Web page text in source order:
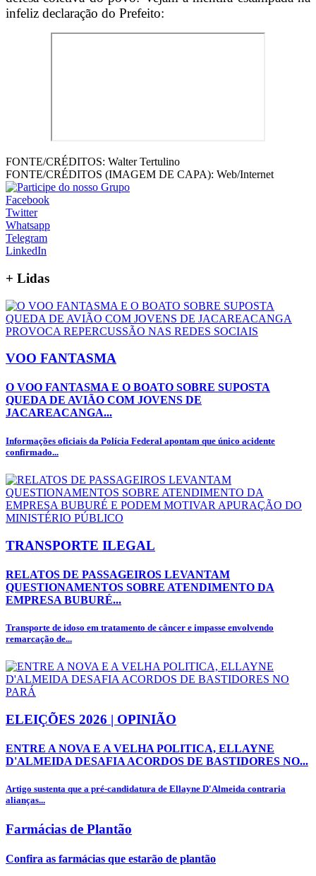
infeliz declaração do Prefeito:
FONTE/CRÉDITOS: Walter Tertulino
FONTE/CRÉDITOS (IMAGEM DE CAPA): Web/Internet
Facebook
Twitter
Whatsapp
Telegram
LinkedIn
+ Lidas
VOO FANTASMA
O VOO FANTASMA E O BOATO SOBRE SUPOSTA
QUEDA DE AVIÃO COM JOVENS DE
JACAREACANGA...
Informações oficiais da Polícia Federal apontam que único acidente
confirmado...
TRANSPORTE ILEGAL
RELATOS DE PASSAGEIROS LEVANTAM
QUESTIONAMENTOS SOBRE ATENDIMENTO DA
EMPRESA BUBURÉ...
Transporte de idoso em tratamento de câncer e impasse envolvendo
remarcação de...
ELEIÇÕES 2026 | OPINIÃO
ENTRE A NOVA E A VELHA POLITICA, ELLAYNE
D'ALMEIDA DESAFIA ACORDOS DE BASTIDORES NO...
Artigo sustenta que a pré-candidatura de Ellayne D'Almeida contraria
alianças...
Farmácias de Plantão
Confira as farmácias que estarão de plantão